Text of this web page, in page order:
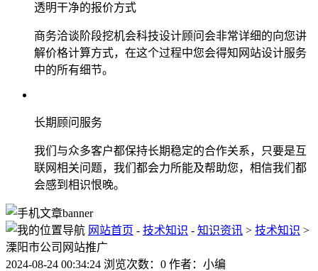
透明干净的报价方式
商务洽谈阶段挖机会科技设计顾问会非常详细的向您讲
解价格计算方式，在这个过程中您会得知网站设计服务
中的所有细节。
长期顾问服务
我们与众多客户都保持长期稳定的合作关系，只要是互
联网相关问题，我们都会力所能及帮助您，相信我们都
会感到相识恨晚。
网站首页 - 技术知识 - 知识资讯 > 技术知识 >
溧阳市公司网站推广
2024-08-24 00:34:24 浏览次数：0 作者：小编